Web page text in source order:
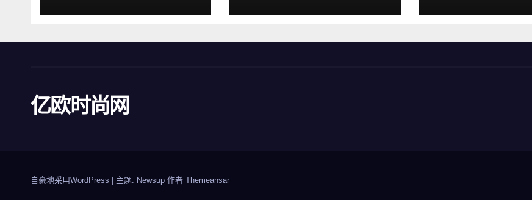
亿欧时尚网
自豪地采用WordPress 主题: Newsup 作者 Themeansar